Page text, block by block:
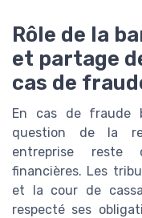
Rôle de la
et partage
cas de
En cas de fraude
question de la
entreprise reste
financières. Les
et la cour de
respecté ses